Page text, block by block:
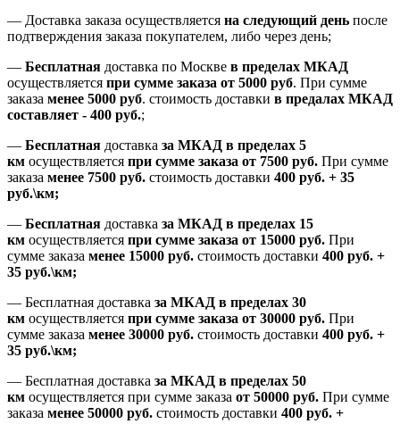
— Доставка заказа осуществляется на следующий день после
подтверждения заказа покупателем, либо через день;
— Бесплатная доставка по Москве в пределах МКАД
осуществляется при сумме заказа от 5000 руб. При сумме
заказа менее 5000 руб. стоимость доставки в предалах МКАД
составляет - 400 руб.;
— Бесплатная доставка за МКАД в пределах 5
км осуществляется при сумме заказа от 7500 руб. При сумме
заказа менее 7500 руб. стоимость доставки 400 руб. + 35
руб.\км;
— Бесплатная доставка за МКАД в пределах 15
км осуществляется при сумме заказа от 15000 руб. При
сумме заказа менее 15000 руб. стоимость доставки 400 руб. +
35 руб.\км;
— Бесплатная доставка за МКАД в пределах 30
км осуществляется при сумме заказа от 30000 руб. При
сумме заказа менее 30000 руб. стоимость доставки 400 руб. +
35 руб.\км;
— Бесплатная доставка за МКАД в пределах 50
км осуществляется при сумме заказа от 50000 руб. При сумме
заказа менее 50000 руб. стоимость доставки 400 руб. +